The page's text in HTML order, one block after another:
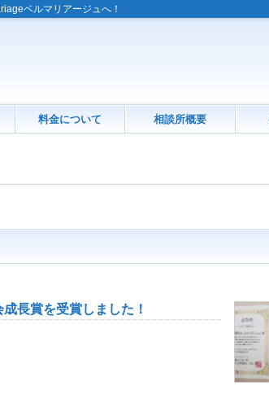
ベルマリアージュへ！
料金について 相談所概要
長賞を受賞しました！